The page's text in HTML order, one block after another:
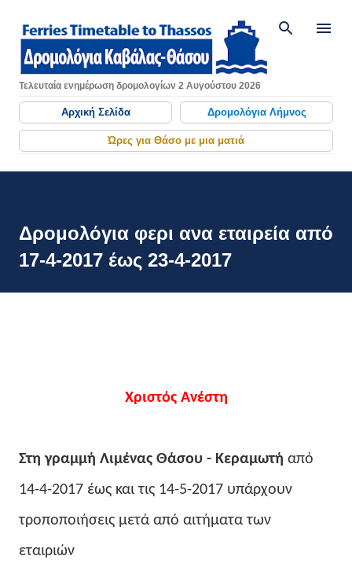
Μετάβαση στο κύριο περιεχόμενο
Τελευταία ενημέρωση δρομολογίων 2 Αυγούστου 2026
Αρχική Σελίδα Δρομολόγια Λήμνος
Ώρες για Θάσο με μια ματιά
Δρομολόγια φερι ανα εταιρεία από
17-4-2017 έως 23-4-2017
Χριστός Ανέστη
Στη γραμμή Λιμένας Θάσου - Κεραμωτή από
14-4-2017 έως και τις 14-5-2017 υπάρχουν
τροποποιήσεις μετά από αιτήματα των
εταιριών